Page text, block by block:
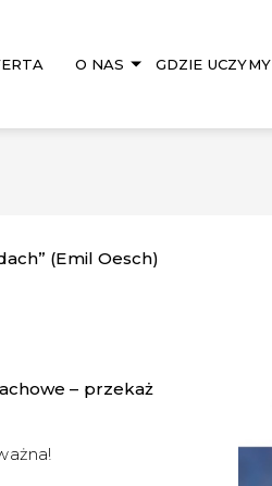
O NAS GDZIE UCZYMY
(Emil Oesch)
– przekaż